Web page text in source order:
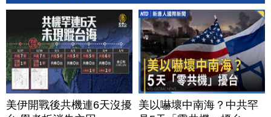
美伊開戰後共機連6天沒擾
美以嚇壞中南海？中共罕